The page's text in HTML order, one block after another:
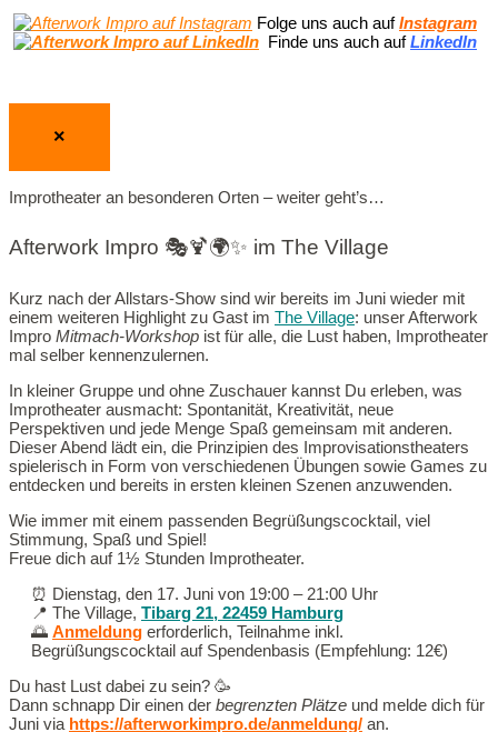
Folge uns auch aufInstagram
Finde uns auch aufLinkedIn
×
Improtheater an besonderen Orten – weiter geht’s…
Afterwork Impro 🎭🍹🌍✨ im The Village
Kurz nach der Allstars-Show sind wir bereits im Juni wieder mit
einem weiteren Highlight zu Gast im The Village: unser Afterwork
Impro Mitmach-Workshop ist für alle, die Lust haben, Improtheater
mal selber kennenzulernen.
In kleiner Gruppe und ohne Zuschauer kannst Du erleben, was
Improtheater ausmacht: Spontanität, Kreativität, neue
Perspektiven und jede Menge Spaß gemeinsam mit anderen.
Dieser Abend lädt ein, die Prinzipien des Improvisationstheaters
spielerisch in Form von verschiedenen Übungen sowie Games zu
entdecken und bereits in ersten kleinen Szenen anzuwenden.
Wie immer mit einem passenden Begrüßungscocktail, viel
Stimmung, Spaß und Spiel!
Freue dich auf 1½ Stunden Improtheater.
⏰️ Dienstag, den 17. Juni von 19:00 – 21:00 Uhr
📍 The Village, Tibarg 21, 22459 Hamburg
🌅 Anmeldung erforderlich, Teilnahme inkl.
Begrüßungscocktail auf Spendenbasis (Empfehlung: 12€)
Du hast Lust dabei zu sein? 🥳
Dann schnapp Dir einen der begrenzten Plätze und melde dich für
Juni via https://afterworkimpro.de/anmeldung/ an.